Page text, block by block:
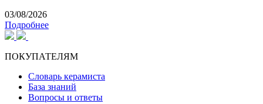
03/08/2026
Подробнее
ПОКУПАТЕЛЯМ
Словарь керамиста
База знаний
Вопросы и ответы